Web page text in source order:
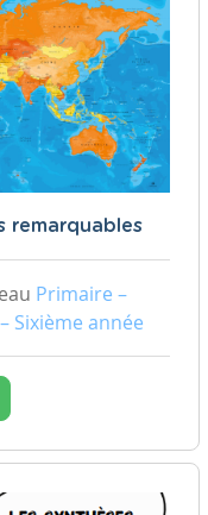
remarquables
Primaire –
Sixième année